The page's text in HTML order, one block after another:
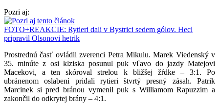
Pozri aj:
FOTO+REAKCIE: Rytieri dali v Bystrici sedem gólov. Hecl
pripravil Olsonovi hetrik
Prostrednú časť ovládli zverenci Petra Mikulu. Marek Viedenský v
35. minúte z osi klziska posunul puk vľavo do jazdy Matejovi
Macekovi, a ten skóroval strelou k bližšej žŕdke – 3:1. Po
ubránenom oslabení pridali rytieri štvrtý presný zásah. Patrik
Marcinek si pred bránou vymenil puk s Williamom Rapuzzim a
zakončil do odkrytej brány – 4:1.